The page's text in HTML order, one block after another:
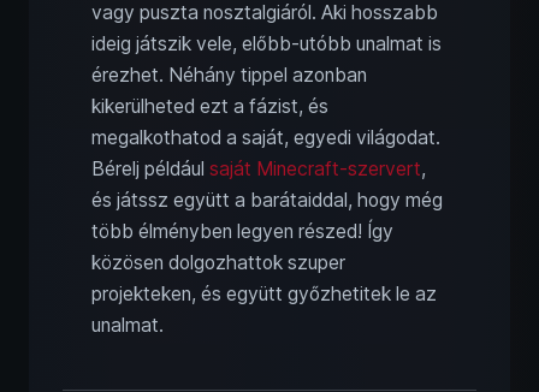
vagy puszta nosztalgiáról. Aki hosszabb
ideig játszik vele, előbb-utóbb unalmat is
érezhet. Néhány tippel azonban
kikerülheted ezt a fázist, és
megalkothatod a saját, egyedi világodat.
Bérelj például saját Minecraft-szervert,
és játssz együtt a barátaiddal, hogy még
több élményben legyen részed! Így
közösen dolgozhattok szuper
projekteken, és együtt győzhetitek le az
unalmat.